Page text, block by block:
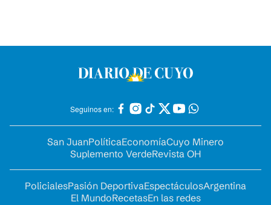
Seguinos en:
San JuanPolíticaEconomíaCuyo Minero
Suplemento VerdeRevista OH
PolicialesPasión DeportivaEspectáculosArgentina
El MundoRecetasEn las redes